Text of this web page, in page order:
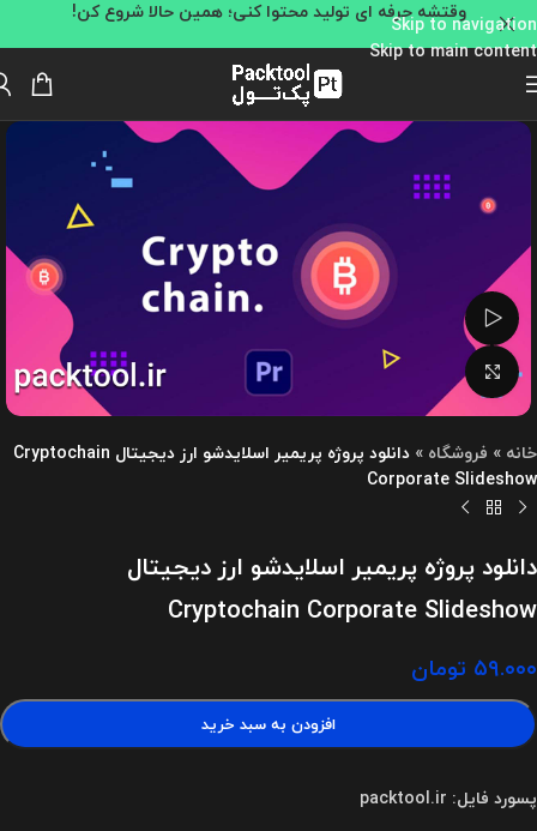
Skip to navigation
Skip to main content
وقتشه حرفه ای تولید محتوا کنی؛ همین حالا شروع کن!
تماشای ویدئو
بزرگنمایی تصویر
خانه » فروشگاه »
دانلود پروژه پریمیر اسلایدشو ارز دیجیتال Cryptochain
Corporate Slideshow
دانلود پروژه پریمیر اسلایدشو ارز دیجیتال
Cryptochain Corporate Slideshow
۵۹.۰۰۰ تومان
افزودن به سبد خرید
پسورد فایل: packtool.ir